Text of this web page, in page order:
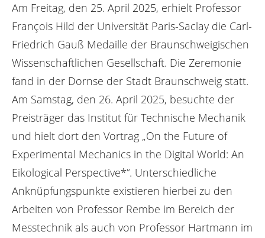
:Am Freitag, den 25. April 2025, erhielt Professor
François Hild der Universität Paris-Saclay die Carl-
Friedrich Gauß Medaille der Braunschweigischen
Wissenschaftlichen Gesellschaft. Die Zeremonie
fand in der Dornse der Stadt Braunschweig statt.
Am Samstag, den 26. April 2025, besuchte der
Preisträger das Institut für Technische Mechanik
und hielt dort den Vortrag „On the Future of
Experimental Mechanics in the Digital World: An
Eikological Perspective*“. Unterschiedliche
Anknüpfungspunkte existieren hierbei zu den
Arbeiten von Professor Rembe im Bereich der
Messtechnik als auch von Professor Hartmann im